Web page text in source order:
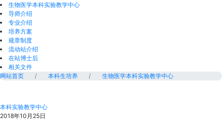
生物医学本科实验教学中心
导师介绍
专业介绍
培养方案
规章制度
流动站介绍
在站博士后
相关文件
网站首页
本科生培养 生物医学本科实验教学中心
本科实验教学中心
2018年10月25日